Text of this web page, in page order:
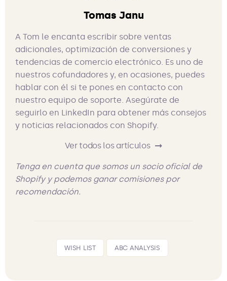
Tomas Janu
A Tom le encanta escribir sobre ventas
adicionales, optimización de conversiones y
tendencias de comercio electrónico. Es uno de
nuestros cofundadores y, en ocasiones, puedes
hablar con él si te pones en contacto con
nuestro equipo de soporte. Asegúrate de
seguirlo en LinkedIn para obtener más consejos
y noticias relacionados con Shopify.
Ver todos los artículos
Tenga en cuenta que somos un socio oficial de
Shopify y podemos ganar comisiones por
recomendación.
WISH LIST ABC ANALYSIS